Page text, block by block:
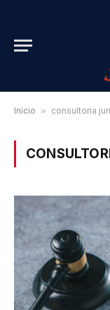
Início » consultoria